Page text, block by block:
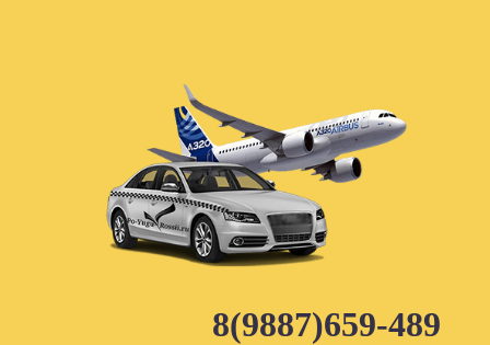
8(9887)659-489